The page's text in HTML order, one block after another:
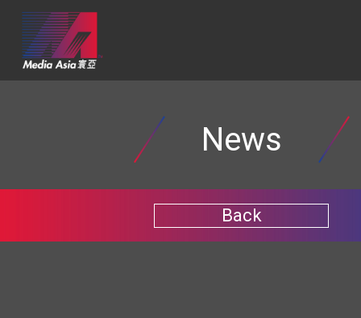
News
Back